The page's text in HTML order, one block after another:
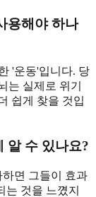
용해야 하나
'운동'입니다. 당
는 실제로 위기
쉽게 찾을 것입
알 수 있나요?
하면 그들이 효과
는 것을 느꼈지